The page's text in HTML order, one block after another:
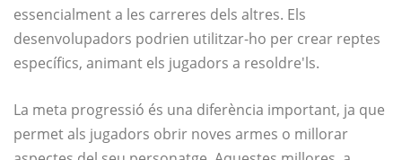
essencialment a les carreres dels altres. Els
desenvolupadors podrien utilitzar-ho per crear reptes
específics, animant els jugadors a resoldre'ls.
La meta progressió és una diferència important, ja que
permet als jugadors obrir noves armes o millorar